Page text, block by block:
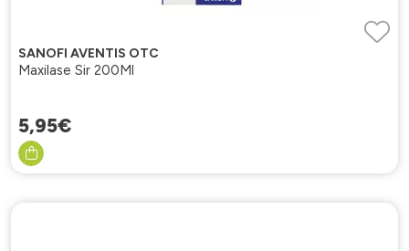
SANOFI AVENTIS OTC
Maxilase Sir 200Ml
5,95€